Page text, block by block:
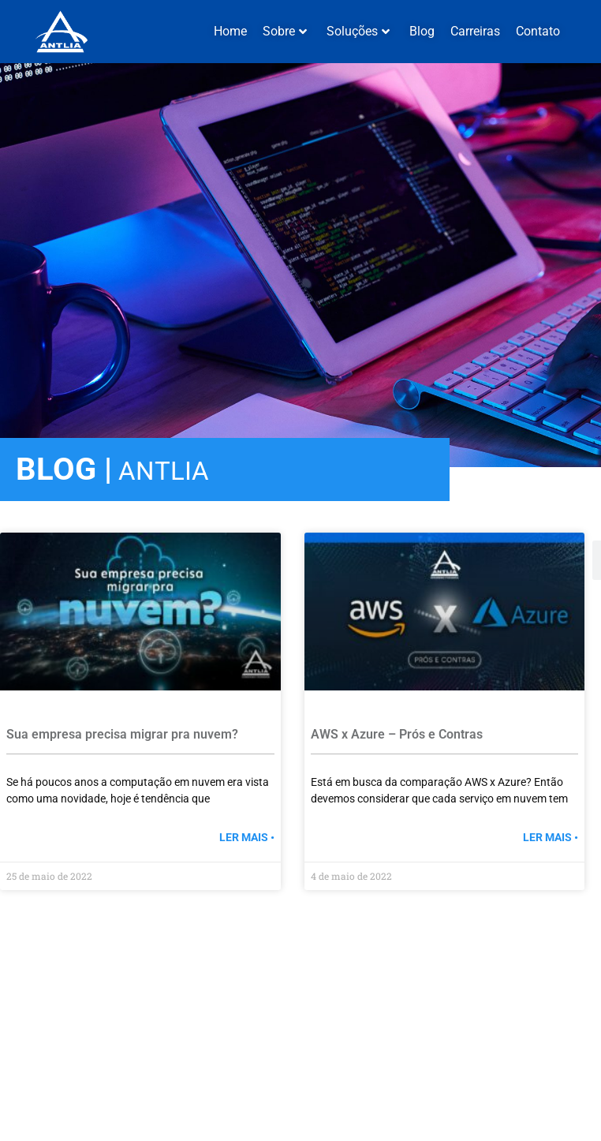
Home Sobre Soluções Blog Carreiras Contato
BLOG | ANTLIA
Sua empresa precisa migrar pra nuvem?
Se há poucos anos a computação em nuvem era vista
como uma novidade, hoje é tendência que
LER MAIS •
25 de maio de 2022
AWS x Azure – Prós e Contras
Está em busca da comparação AWS x Azure? Então
devemos considerar que cada serviço em nuvem tem
LER MAIS •
4 de maio de 2022